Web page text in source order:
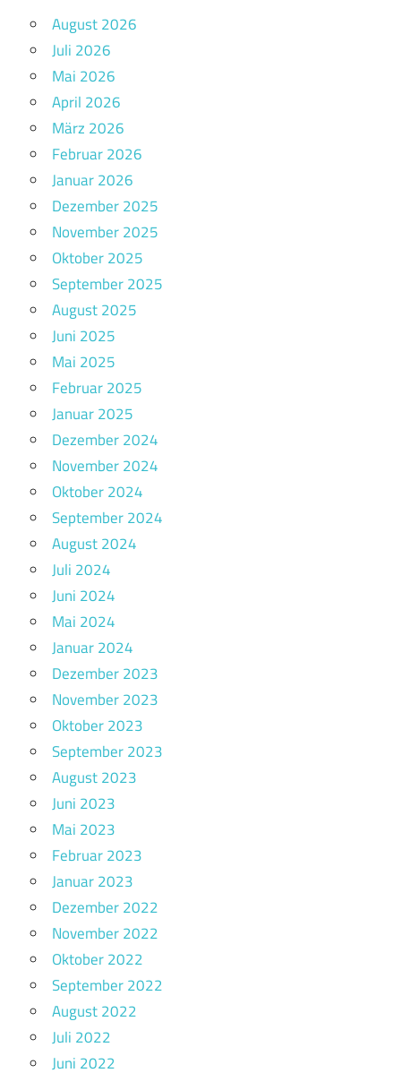
August 2026
Juli 2026
Mai 2026
April 2026
März 2026
Februar 2026
Januar 2026
Dezember 2025
November 2025
Oktober 2025
September 2025
August 2025
Juni 2025
Mai 2025
Februar 2025
Januar 2025
Dezember 2024
November 2024
Oktober 2024
September 2024
August 2024
Juli 2024
Juni 2024
Mai 2024
Januar 2024
Dezember 2023
November 2023
Oktober 2023
September 2023
August 2023
Juni 2023
Mai 2023
Februar 2023
Januar 2023
Dezember 2022
November 2022
Oktober 2022
September 2022
August 2022
Juli 2022
Juni 2022